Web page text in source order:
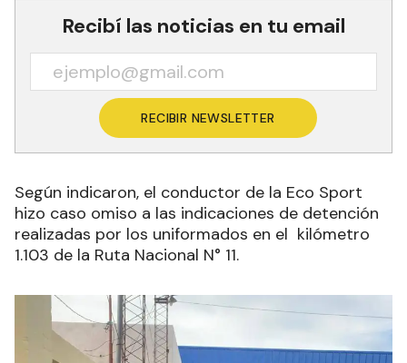
Recibí las noticias en tu email
RECIBIR NEWSLETTER
Según indicaron, el conductor de la Eco Sport
hizo caso omiso a las indicaciones de detención
realizadas por los uniformados en el kilómetro
1.103 de la Ruta Nacional N° 11.